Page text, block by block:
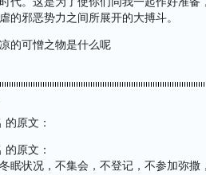
的邪恶势力之间所展开的大搏斗。
的可憎之物是什么呢
的原文：
的原文：
眠状况，不集会，不登记，不参加弥